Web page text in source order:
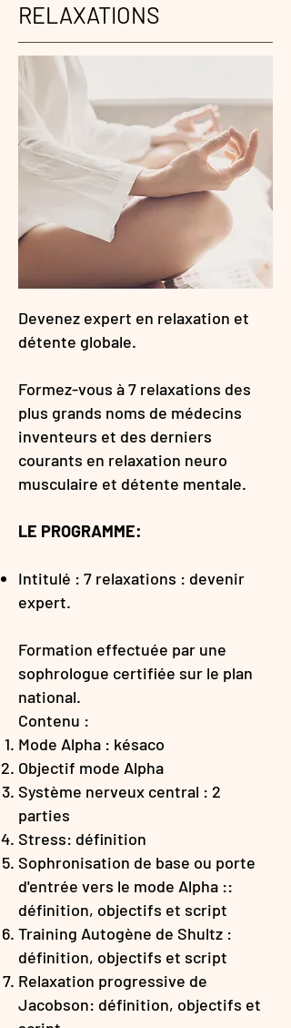
RELAXATIONS
Devenez expert en relaxation et
détente globale.
Formez-vous à 7 relaxations des
plus grands noms de médecins
inventeurs et des derniers
courants en relaxation neuro
musculaire et détente mentale.
LE PROGRAMME:
Intitulé : 7 relaxations : devenir
expert.
Formation effectuée par une
sophrologue certifiée sur le plan
national.
Contenu :
Mode Alpha : késaco
Objectif mode Alpha
Système nerveux central : 2
parties
Stress: définition
Sophronisation de base ou porte
d'entrée vers le mode Alpha ::
définition, objectifs et script
Training Autogène de Shultz :
définition, objectifs et script
Relaxation progressive de
Jacobson: définition, objectifs et